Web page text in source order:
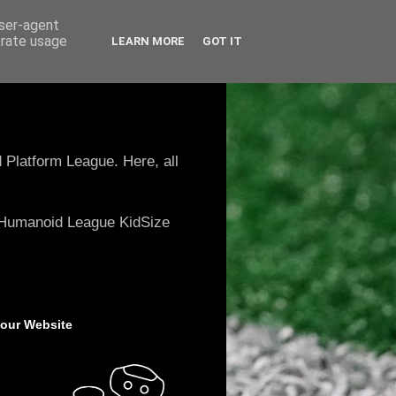
League. Here, all
League KidSize
Website
agent
usage
LEARN MORE GOT IT